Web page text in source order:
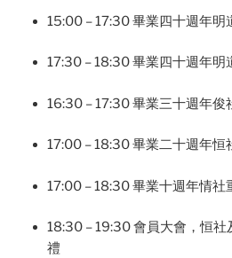
15:00 – 17:30 畢業四十週年明
17:30 – 18:30 畢業四十週年明
16:30 – 17:30 畢業三十週年俊
17:00 – 18:30 畢業二十週年恒
17:00 – 18:30 畢業十週年情社
18:30 – 19:30 會員大會，恒社
禮